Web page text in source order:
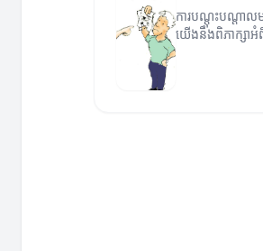
ការបណ្តុះបណ្តាល
យើងនឹងពិភាក្សាអំ